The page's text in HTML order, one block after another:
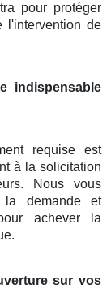
pour protéger
l'intervention de
indispensable
requise est
à la solicitation
Nous vous
demande et
achever la
sur vos